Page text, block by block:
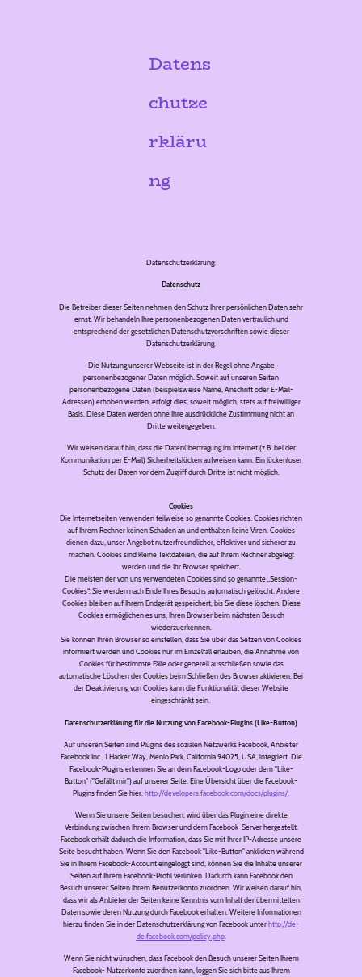
Datens
chutze
rkläru
ng
Datenschutzerklärung:
Datenschutz
Die Betreiber dieser Seiten nehmen den Schutz Ihrer persönlichen Daten sehr
ernst. Wir behandeln Ihre personenbezogenen Daten vertraulich und
entsprechend der gesetzlichen Datenschutzvorschriften sowie dieser
Datenschutzerklärung.
Die Nutzung unserer Webseite ist in der Regel ohne Angabe
personenbezogener Daten möglich. Soweit auf unseren Seiten
personenbezogene Daten (beispielsweise Name, Anschrift oder E-Mail-
Adressen) erhoben werden, erfolgt dies, soweit möglich, stets auf freiwilliger
Basis. Diese Daten werden ohne Ihre ausdrückliche Zustimmung nicht an
Dritte weitergegeben.
Wir weisen darauf hin, dass die Datenübertragung im Internet (z.B. bei der
Kommunikation per E-Mail) Sicherheitslücken aufweisen kann. Ein lückenloser
Schutz der Daten vor dem Zugriff durch Dritte ist nicht möglich.
Cookies
Die Internetseiten verwenden teilweise so genannte Cookies. Cookies richten
auf Ihrem Rechner keinen Schaden an und enthalten keine Viren. Cookies
dienen dazu, unser Angebot nutzerfreundlicher, effektiver und sicherer zu
machen. Cookies sind kleine Textdateien, die auf Ihrem Rechner abgelegt
werden und die Ihr Browser speichert.
Die meisten der von uns verwendeten Cookies sind so genannte „Session-
Cookies“. Sie werden nach Ende Ihres Besuchs automatisch gelöscht. Andere
Cookies bleiben auf Ihrem Endgerät gespeichert, bis Sie diese löschen. Diese
Cookies ermöglichen es uns, Ihren Browser beim nächsten Besuch
wiederzuerkennen.
Sie können Ihren Browser so einstellen, dass Sie über das Setzen von Cookies
informiert werden und Cookies nur im Einzelfall erlauben, die Annahme von
Cookies für bestimmte Fälle oder generell ausschließen sowie das
automatische Löschen der Cookies beim Schließen des Browser aktivieren. Bei
der Deaktivierung von Cookies kann die Funktionalität dieser Website
eingeschränkt sein.
Datenschutzerklärung für die Nutzung von Facebook-Plugins (Like-Button)
Auf unseren Seiten sind Plugins des sozialen Netzwerks Facebook, Anbieter
Facebook Inc., 1 Hacker Way, Menlo Park, California 94025, USA, integriert. Die
Facebook-Plugins erkennen Sie an dem Facebook-Logo oder dem "Like-
Button" ("Gefällt mir") auf unserer Seite. Eine Übersicht über die Facebook-
Plugins finden Sie hier:http://developers.facebook.com/docs/plugins/
Wenn Sie unsere Seiten besuchen, wird über das Plugin eine direkte
Verbindung zwischen Ihrem Browser und dem Facebook-Server hergestellt.
Facebook erhält dadurch die Information, dass Sie mit Ihrer IP-Adresse unsere
Seite besucht haben. Wenn Sie den Facebook "Like-Button" anklicken während
Sie in Ihrem Facebook-Account eingeloggt sind, können Sie die Inhalte unserer
Seiten auf Ihrem Facebook-Profil verlinken. Dadurch kann Facebook den
Besuch unserer Seiten Ihrem Benutzerkonto zuordnen. Wir weisen darauf hin,
dass wir als Anbieter der Seiten keine Kenntnis vom Inhalt der übermittelten
Daten sowie deren Nutzung durch Facebook erhalten. Weitere Informationen
hierzu finden Sie in der Datenschutzerklärung von Facebook unterhttp://de-
de.facebook.com/policy.php.
Wenn Sie nicht wünschen, dass Facebook den Besuch unserer Seiten Ihrem
Facebook- Nutzerkonto zuordnen kann, loggen Sie sich bitte aus Ihrem